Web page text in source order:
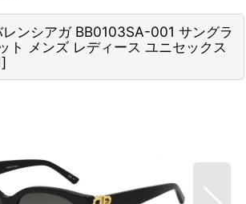
ンシアガ BB0103SA-001 サングラ
ト メンズ レディース ユニセックス
]